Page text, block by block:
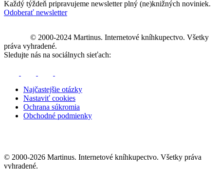
Každý týždeň pripravujeme newsletter plný (ne)knižných noviniek.
Odoberať newsletter
© 2000-2024 Martinus. Internetové kníhkupectvo. Všetky
práva vyhradené.
Sledujte nás na sociálnych sieťach:
Najčastejšie otázky
Nastaviť cookies
Ochrana súkromia
Obchodné podmienky
© 2000-2026 Martinus. Internetové kníhkupectvo. Všetky práva
vyhradené.